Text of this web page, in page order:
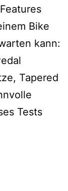
Bike
kann:
Tapered
Tests